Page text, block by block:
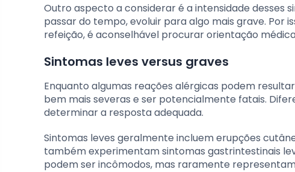
Outro aspecto a considerar é a intensidade desses
passar do tempo, evoluir para algo mais grave. Por
refeição, é aconselhável procurar orientação
Sintomas leves versus graves
Enquanto algumas reações alérgicas podem
bem mais severas e ser potencialmente fatais.
determinar a resposta adequada.
Sintomas leves geralmente incluem erupções
também experimentam sintomas gastrintestinais
podem ser incômodos, mas raramente